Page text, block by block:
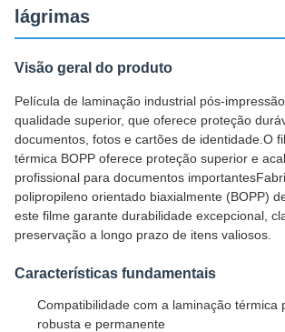
lágrimas
Visão geral do produto
Película de laminação industrial pós-
qualidade superior, que oferece proteção
documentos, fotos e cartões de identidade.O
térmica BOPP oferece proteção superior e
profissional para documentos
polipropileno orientado biaxialmente (BOPP)
este filme garante durabilidade excepcional,
preservação a longo prazo de itens valiosos.
Características fundamentais
Compatibilidade com a laminação térmica
robusta e permanente